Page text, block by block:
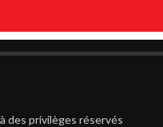
des privilèges réservés